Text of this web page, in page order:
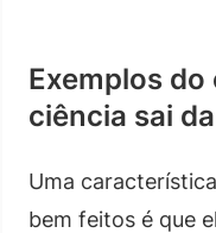
Exemplos
ciência sai
Uma
bem feitos é que